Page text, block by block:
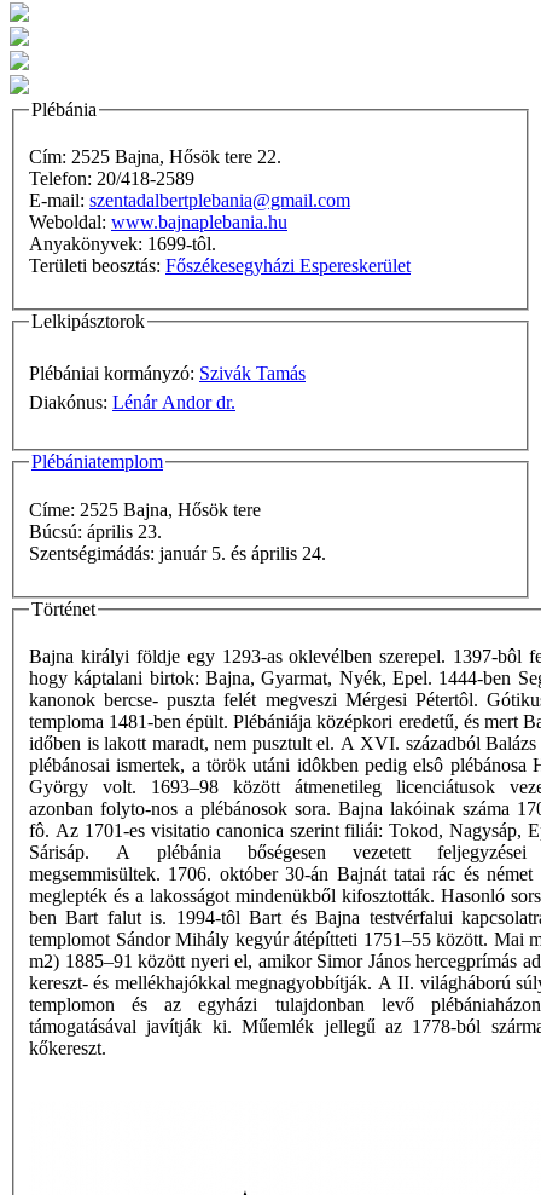
Plébánia
Cím: 2525 Bajna, Hősök tere 22.
Telefon: 20/418-2589
E-mail: szentadalbertplebania@gmail.com
Weboldal: www.bajnaplebania.hu
Anyakönyvek: 1699-tôl.
Területi beosztás: Főszékesegyházi Espereskerület
Lelkipásztorok
Plébániai kormányzó: Szivák Tamás
Diakónus: Lénár Andor dr.
Plébániatemplom
Címe: 2525 Bajna, Hősök tere
Búcsú: április 23.
Szentségimádás: január 5. és április 24.
Történet
Bajna királyi földje egy 1293-as oklevélben szerepel. 1397-bôl
hogy káptalani birtok: Bajna, Gyarmat, Nyék, Epel. 1444-ben
kanonok bercse- puszta felét megveszi Mérgesi Pétertôl.
temploma 1481-ben épült. Plébániája középkori eredetű, és mert
időben is lakott maradt, nem pusztult el. A XVI. századból Balázs
plébánosai ismertek, a török utáni idôkben pedig elsô plébánosa
György volt. 1693–98 között átmenetileg licenciátusok
azonban folyto-nos a plébánosok sora. Bajna lakóinak száma
fô. Az 1701-es visitatio canonica szerint filiái: Tokod, Nagysáp,
Sárisáp. A plébánia bőségesen vezetett feljegyzései
megsemmisültek. 1706. október 30-án Bajnát tatai rác és német
meglepték és a lakosságot mindenükből kifosztották. Hasonló
ben Bart falut is. 1994-tôl Bart és Bajna testvérfalui
templomot Sándor Mihály kegyúr átépítteti 1751–55 között. Mai
m2) 1885–91 között nyeri el, amikor Simor János hercegprímás
kereszt- és mellékhajókkal megnagyobbítják. A II. világháború
templomon és az egyházi tulajdonban levő
támogatásával javítják ki. Műemlék jellegű az 1778-ból
kőkereszt.